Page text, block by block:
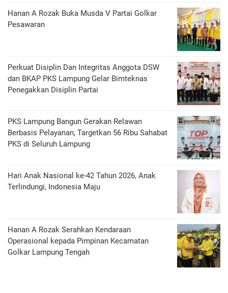
Hanan A Rozak Buka Musda V Partai Golkar
Pesawaran
Perkuat Disiplin Dan Integritas Anggota DSW
dan BKAP PKS Lampung Gelar Bimteknas
Penegakkan Disiplin Partai
PKS Lampung Bangun Gerakan Relawan
Berbasis Pelayanan, Targetkan 56 Ribu Sahabat
PKS di Seluruh Lampung
Hari Anak Nasional ke-42 Tahun 2026, Anak
Terlindungi, Indonesia Maju
Hanan A Rozak Serahkan Kendaraan
Operasional kepada Pimpinan Kecamatan
Golkar Lampung Tengah